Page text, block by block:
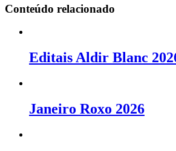
Conteúdo relacionado
Editais Aldir Blanc
Janeiro Roxo 2026